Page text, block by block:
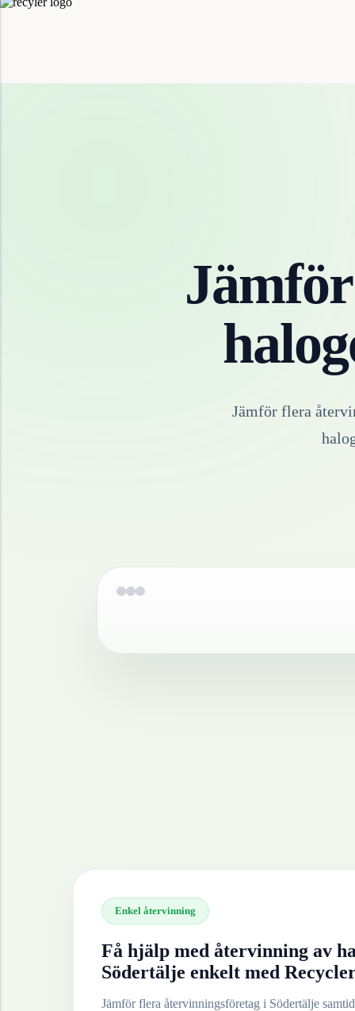
Jämför flera
Enkel återvinning
Få hjälp med återvinning av
Södertälje enkelt med
Jämför flera återvinningsföretag i Södertälje